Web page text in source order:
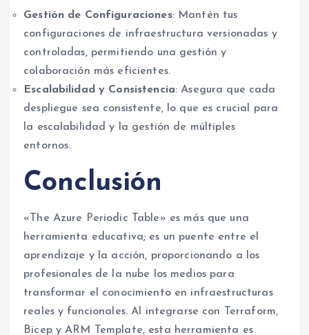
Gestión de Configuraciones: Mantén tus
configuraciones de infraestructura versionadas y
controladas, permitiendo una gestión y
colaboración más eficientes.
Escalabilidad y Consistencia: Asegura que cada
despliegue sea consistente, lo que es crucial para
la escalabilidad y la gestión de múltiples
entornos.
Conclusión
«The Azure Periodic Table» es más que una
herramienta educativa; es un puente entre el
aprendizaje y la acción, proporcionando a los
profesionales de la nube los medios para
transformar el conocimiento en infraestructuras
reales y funcionales. Al integrarse con Terraform,
Bicep y ARM Template, esta herramienta es